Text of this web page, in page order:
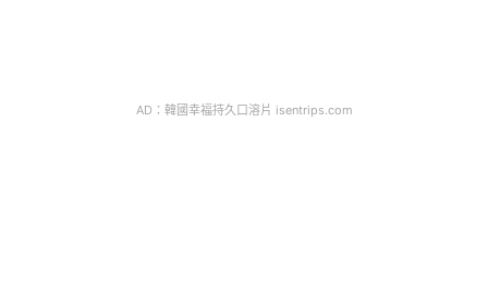
AD：韓國幸福持久口溶片 isentrips.com